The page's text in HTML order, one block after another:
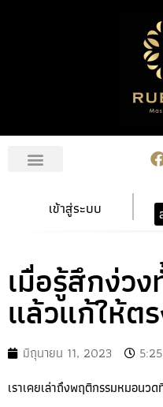
เข้าสู่ระบบ
เมื่อรู้สึกง่ว
แล้วแก้ให้ต
มิถุนายน 11, 2023
เราเคยเล่าถึงพฤติกรรมหมอนว